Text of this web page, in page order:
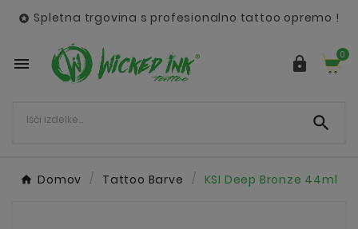
 Spletna trgovina s profesionalno tattoo opremo !
  0

Domov Tattoo Barve KSI Deep Bronze 44ml